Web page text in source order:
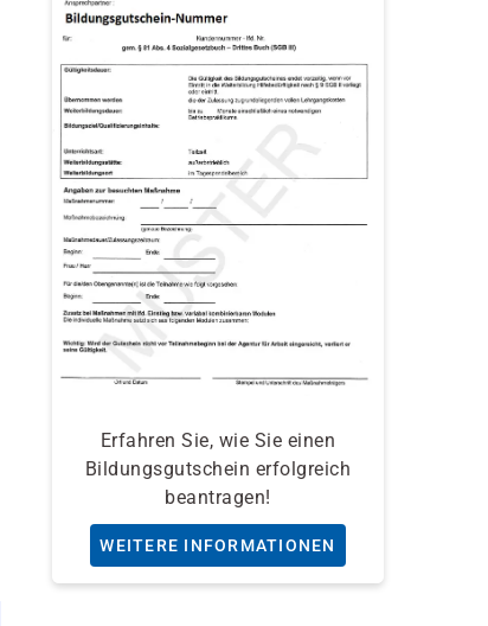
Erfahren Sie, wie Sie einen
Bildungsgutschein erfolgreich
beantragen!
WEITERE INFORMATIONEN